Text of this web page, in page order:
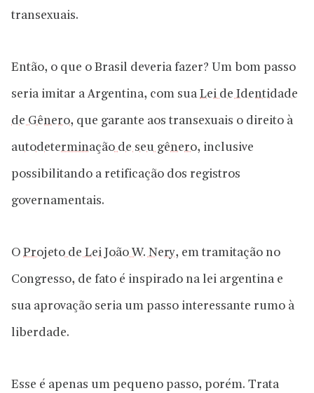
transexuais.
Então, o que o Brasil deveria fazer? Um bom passo
seria imitar a Argentina, com sua Lei de Identidade
de Gênero, que garante aos transexuais o direito à
autodeterminação de seu gênero, inclusive
possibilitando a retificação dos registros
governamentais.
O Projeto de Lei João W. Nery, em tramitação no
Congresso, de fato é inspirado na lei argentina e
sua aprovação seria um passo interessante rumo à
liberdade.
Esse é apenas um pequeno passo, porém. Trata